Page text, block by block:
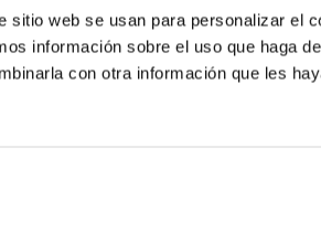
sitio web se usan para personalizar el
información sobre el uso que haga
con otra información que les